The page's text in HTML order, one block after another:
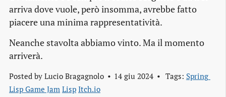
arriva dove vuole, però insomma, avrebbe fatto
piacere una minima rappresentatività.
Neanche stavolta abbiamo vinto. Ma il momento
arriverà.
Posted by Lucio Bragagnolo 14 giu 2024 Tags: Spring
Lisp Game Jam Lisp Itch.io